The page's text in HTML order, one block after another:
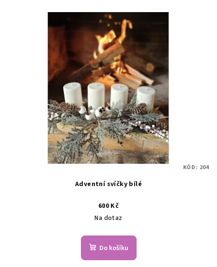
Adventní svíčky bílé
600 Kč
Na dotaz
Do košíku
KÓD: 204